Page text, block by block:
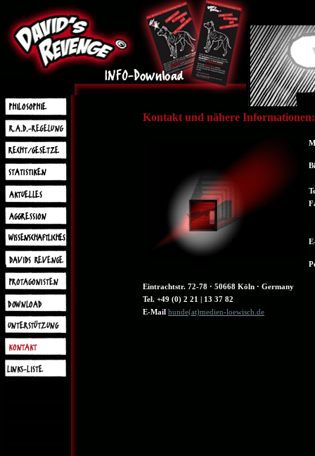
Kontakt und nähere Informationen:
Eintrachtstr. 72-78 · 50668 Köln · Germany
Tel. +49 (0) 2 21 | 13 37 82
E-Mail hunde(at)medien-loewisch.de